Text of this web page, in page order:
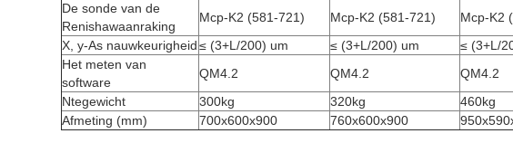
De sonde van de
Renishawaanraking
Mcp-K2 (581-721) Mcp-K2 (581-721) Mcp-K2
X, y-As nauwkeurigheid≤ (3+L/200) um ≤ (3+L/200) um ≤ (3+L/
Het meten van
software
QM4.2 QM4.2 QM4.2
Ntegewicht
300kg 320kg 460kg
Afmeting (mm)
700x600x900 760x600x900